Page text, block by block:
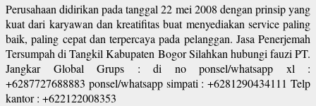
Perusahaan didirikan pada tanggal 22 mei 2008 dengan prinsip yang
kuat dari karyawan dan kreatifitas buat menyediakan service paling
baik, paling cepat dan terpercaya pada pelanggan. Jasa Penerjemah
Tersumpah di Tangkil Kabupaten Bogor Silahkan hubungi fauzi PT.
Jangkar Global Grups : di no ponsel/whatsapp xl :
+6287727688883 ponsel/whatsapp simpati : +6281290434111 Telp
kantor : +622122008353